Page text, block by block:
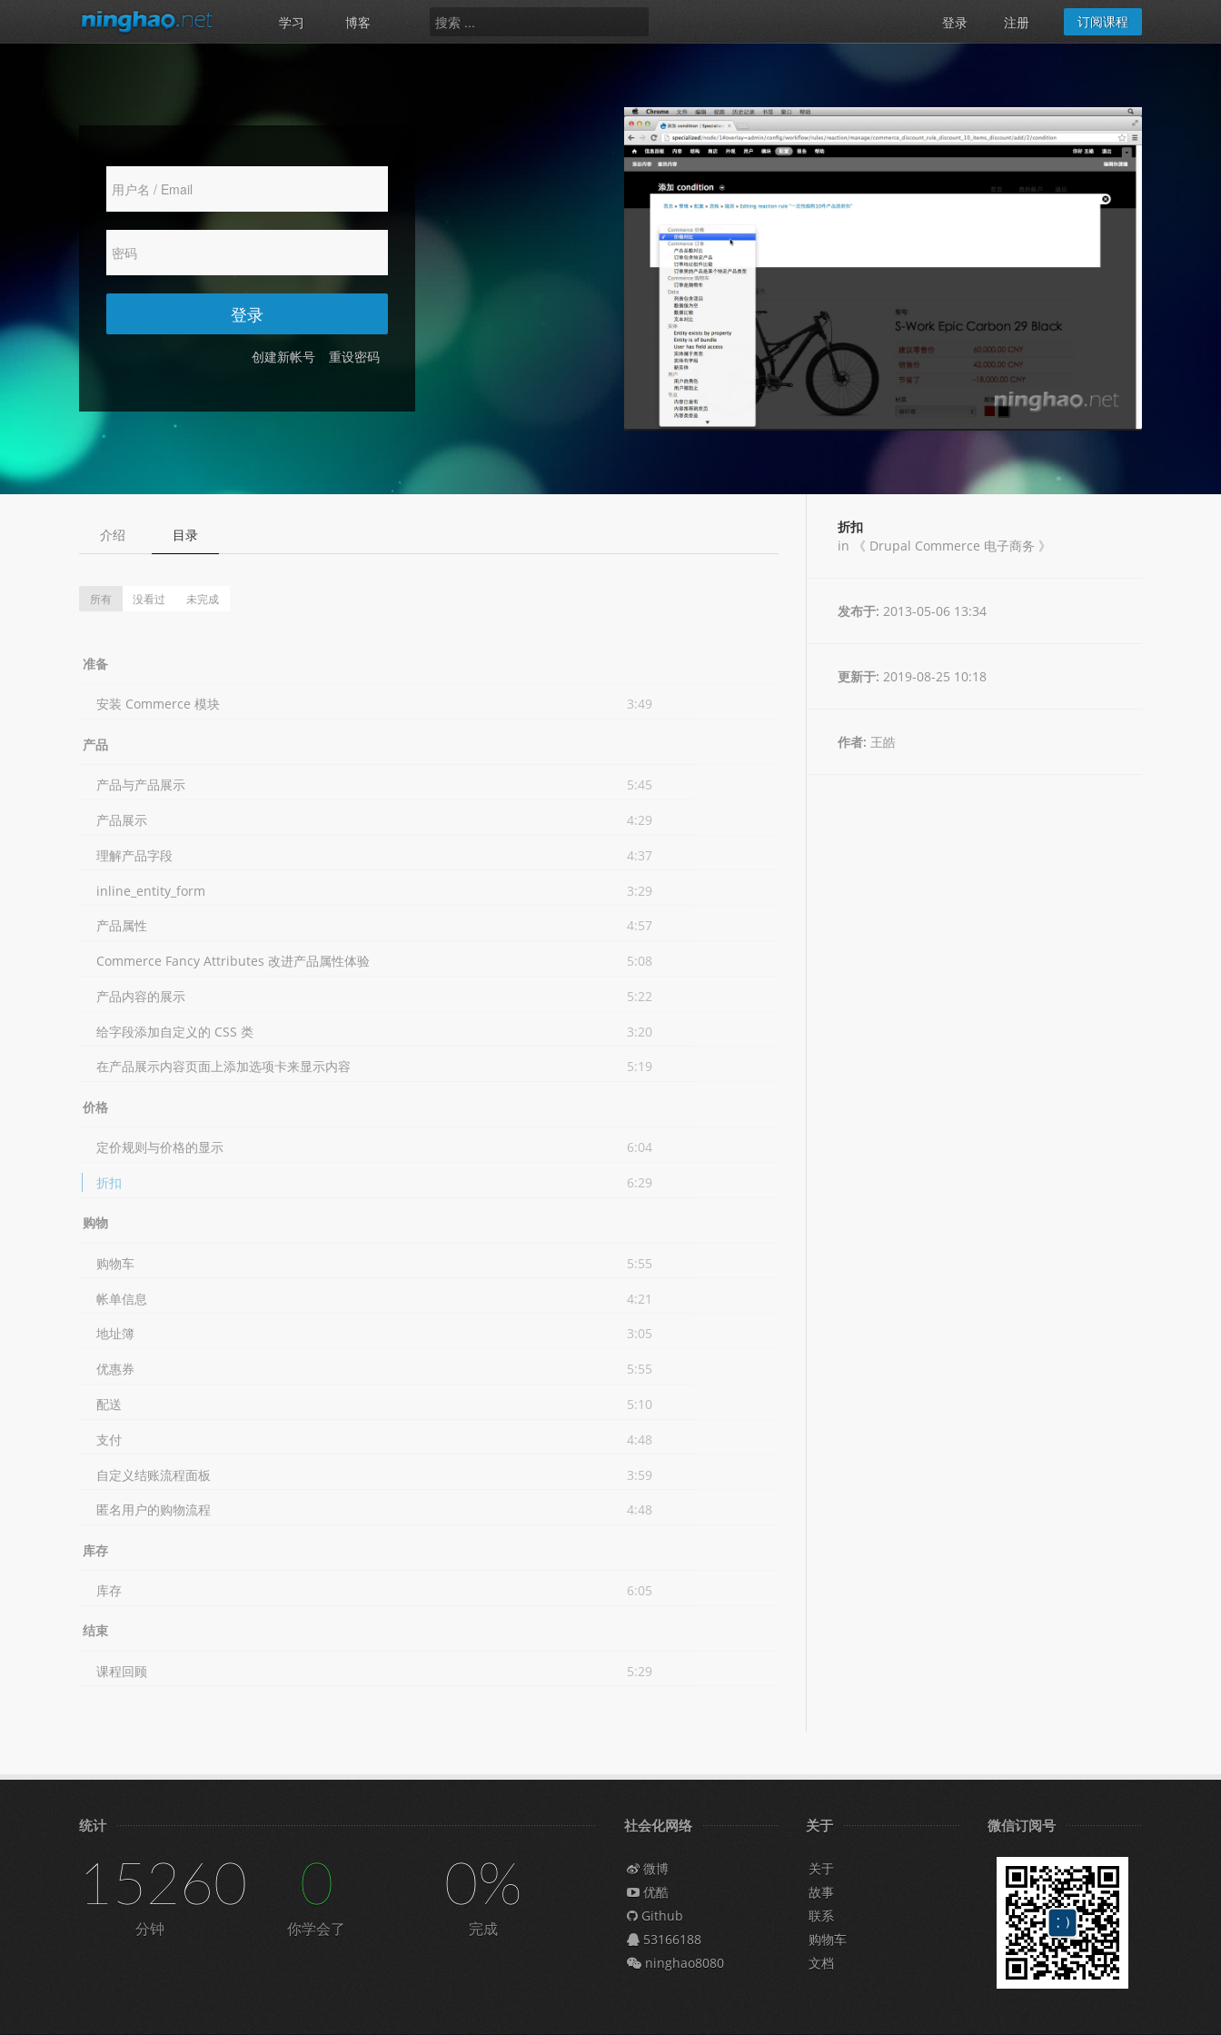
学习 博客 登录 注册 订阅课程
创建新帐号 重设密码
登录
介绍 目录
所有 没看过 未完成
准备
安装 Commerce 模块 3:49
产品
产品与产品展示 5:45
产品展示 4:29
理解产品字段 4:37
inline_entity_form 3:29
产品属性 4:57
Commerce Fancy Attributes 改进产品属性体验 5:08
产品内容的展示 5:22
给字段添加自定义的 CSS 类 3:20
在产品展示内容页面上添加选项卡来显示内容 5:19
价格
定价规则与价格的显示 6:04
折扣 6:29
购物
购物车 5:55
帐单信息 4:21
地址簿 3:05
优惠券 5:55
配送 5:10
支付 4:48
自定义结账流程面板 3:59
匿名用户的购物流程 4:48
库存
库存 6:05
结束
课程回顾 5:29
折扣
in 《 Drupal Commerce 电子商务 》
发布于: 2013-05-06 13:34
更新于: 2019-08-25 10:18
作者: 王皓
统计
15260
分钟
0
你学会了
0%
完成
社会化网络
微博
优酷
Github
53166188
ninghao8080
关于
关于
故事
联系
购物车
文档
微信订阅号